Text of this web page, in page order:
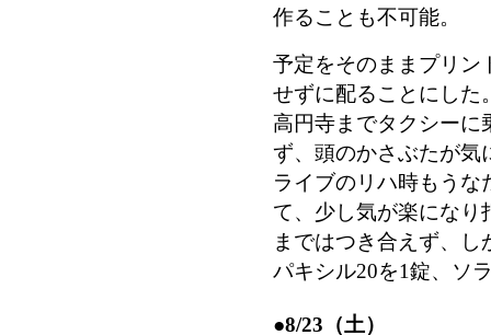
作ることも不可能。
予定をそのままプリン
せずに配ることにした
高円寺までタクシーに
ず、頭のかさぶたが気
ライブのリハ時もう
て、少し気が楽になり
まではつき合えず、
パキシル20を1錠、ソ
●8/23（土）